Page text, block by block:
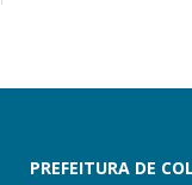
PREFEITURA DE